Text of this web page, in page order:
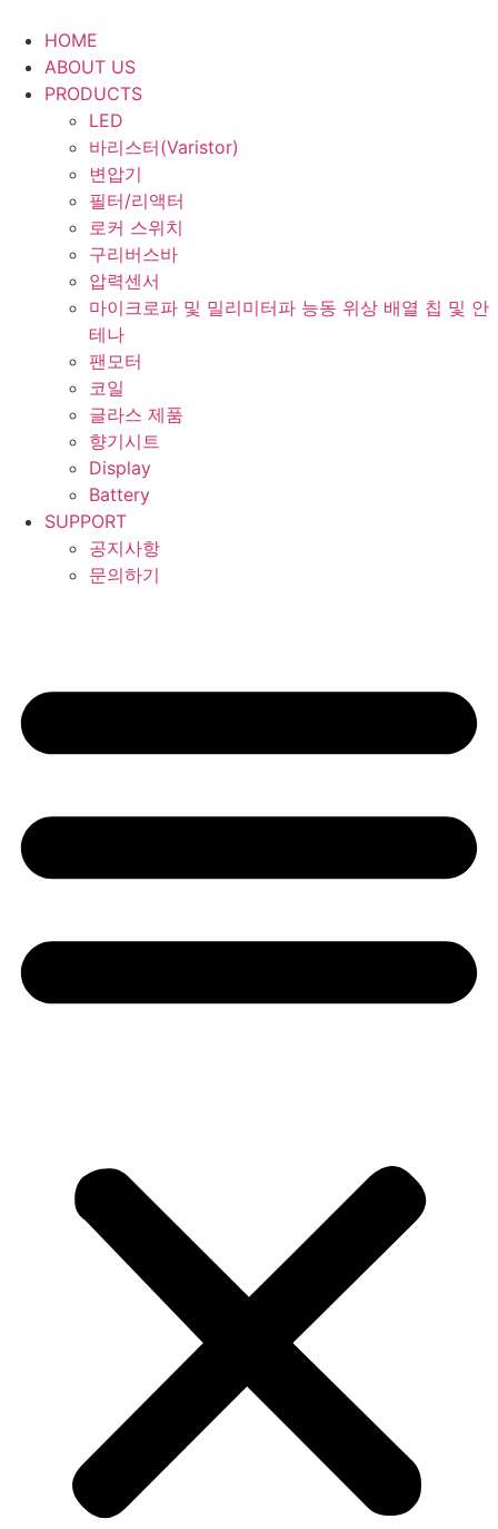
content
HOME
ABOUT US
PRODUCTS
LED
바리스터(Varistor)
변압기
필터/리액터
로커 스위치
구리버스바
압력센서
마이크로파 및 밀리미터파 능동 위상 배열 칩 및 안
테나
팬모터
코일
글라스 제품
향기시트
Display
Battery
SUPPORT
공지사항
문의하기